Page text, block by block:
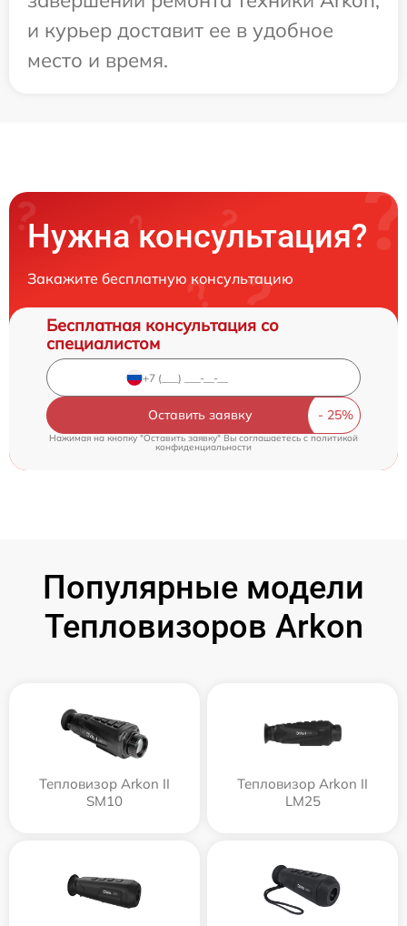
и курьер доставит ее в удобное
место и время.
Нужна консультация?
Закажите бесплатную консультацию
Бесплатная консультация со
специалистом
Оставить заявку
Нажимая на кнопку "Оставить заявку" Вы соглашаетесь c политикой
конфиденциальности
Популярные модели
Тепловизоров Arkon
Тепловизор Arkon II
SM10
Тепловизор Arkon II
LM25